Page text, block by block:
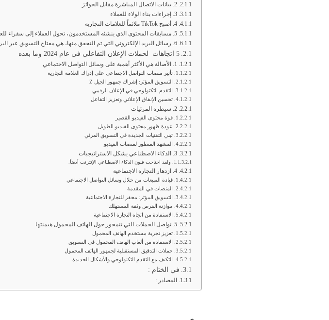
2. بيانات الاتصال المباشرة مقابل الجوائز
3. إجراءات بناء الولاء للعملاء
4. أصبح TikTok ملائماً للعلامات التجارية
5. مسابقات المحتوى الذي ينشئه المستخدمون، تحول العملاء إلى سفراء للعلامات التجارية
6. رسائل البريد الإلكتروني التي تم التحقق منها، هي مفتاح التسويق عبر البريد الإلكتروني الخاص بك
5 اتجاهات لحملات الإعلان التفاعلي في عام 2024 وما بعده
1. الأصالة هي الأكثر أهمية على وسائل التواصل الاجتماعي
تأثير منصات التواصل الاجتماعي على إدراك العلامة التجارية
التسويق المؤثر: إشراك جمهور الجيل Z
التقدم التكنولوجي في الإعلان الرقمي
تحسين الإنفاق الإعلاني وتعزيز التفاعل
2. سيطرة المرئيات
قوة محتوى الفيديو القصير
عودة ظهور محتوى الفيديو الطويل
تبني التقنيات الجديدة في التسويق المرئي
المشهد المتطور لمنصات الفيديو
3. الذكاء الاصطناعي يشكل الاستراتيجيات
ولقد اجتاحت فنون الذكاء الاصطناعي الإنترنت أيضاً.
4. ازدهار التجارة الاجتماعية
قيادة المبيعات من خلال وسائل التواصل الاجتماعي
المنصات في المقدمة
التسويق المؤثر: محفز للتجارة الاجتماعية
موازنة الفرص وثقة المستهلك
الاستفادة من اتجاه التجارة الاجتماعية
5. تواصل الحملات التي تتمحور حول الهاتف المحمول هيمنتها
تعزيز تجربة مستخدم الهاتف المحمول
الاستفادة من ألعاب الهاتف المحمول في التسويق
حملات التدقيق المستقبلية لجمهور الهاتف المحمول
التكيف مع التقدم التكنولوجي والأشكال الجديدة
في الختام :
المصادر :